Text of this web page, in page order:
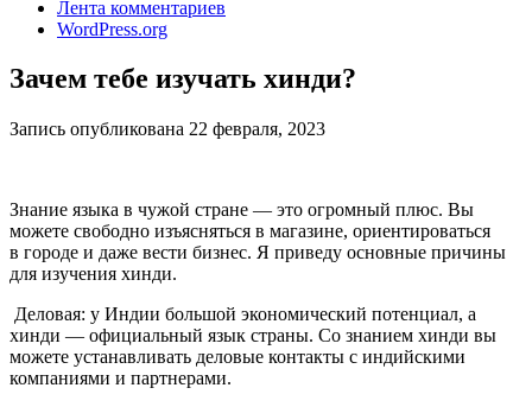
Лента комментариев
WordPress.org
Зачем тебе изучать хинди?
Запись опубликована 22 февраля, 2023
Знание языка в чужой стране — это огромный плюс. Вы
можете свободно изъясняться в магазине, ориентироваться
в городе и даже вести бизнес. Я приведу основные причины
для изучения хинди.
Деловая: у Индии большой экономический потенциал, а
хинди — официальный язык страны. Со знанием хинди вы
можете устанавливать деловые контакты с индийскими
компаниями и партнерами.